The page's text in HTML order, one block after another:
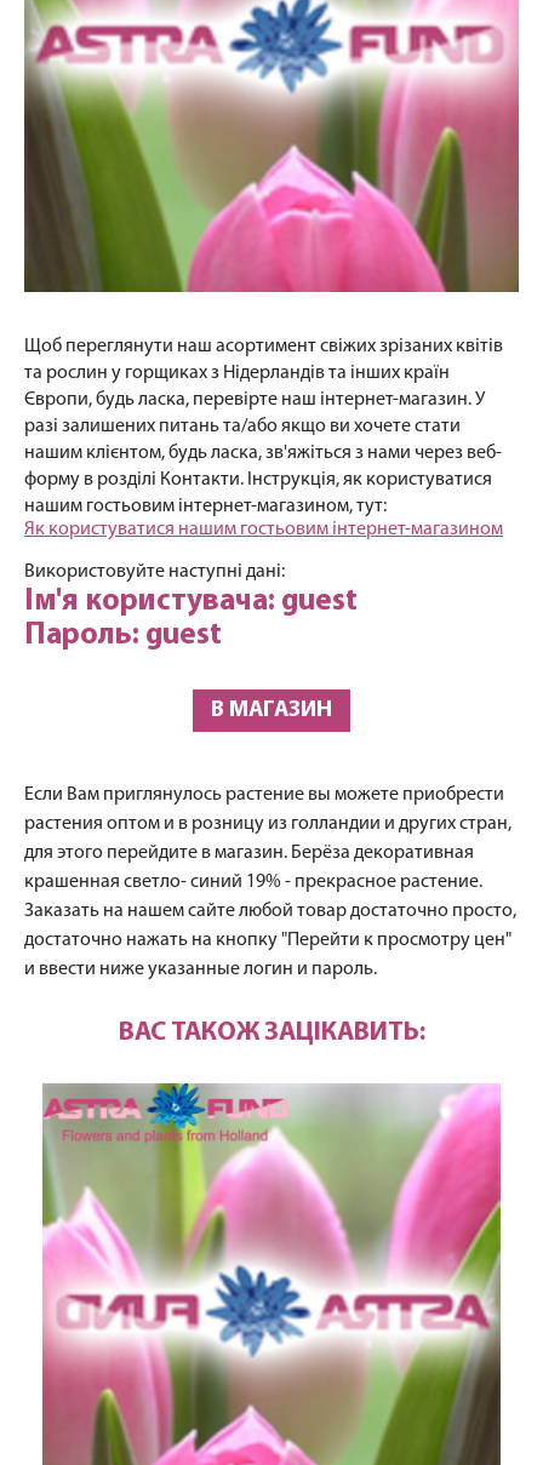
Щоб переглянути наш асортимент свіжих зрізаних квітів
та рослин у горщиках з Нідерландів та інших країн
Європи, будь ласка, перевірте наш інтернет-магазин. У
разі залишених питань та/або якщо ви хочете стати
нашим клієнтом, будь ласка, зв'яжіться з нами через веб-
форму в розділі Контакти. Інструкція, як користуватися
нашим гостьовим інтернет-магазином, тут:
Як користуватися нашим гостьовим інтернет-магазином
Використовуйте наступні дані:
Ім'я користувача: guest
Пароль: guest
В МАГАЗИН
Если Вам приглянулось растение вы можете приобрести
растения оптом и в розницу из голландии и других стран,
для этого перейдите в магазин. Берёза декоративная
крашенная светло- синий 19% - прекрасное растение.
Заказать на нашем сайте любой товар достаточно просто,
достаточно нажать на кнопку "Перейти к просмотру цен"
и ввести ниже указанные логин и пароль.
ВАС ТАКОЖ ЗАЦІКАВИТЬ: